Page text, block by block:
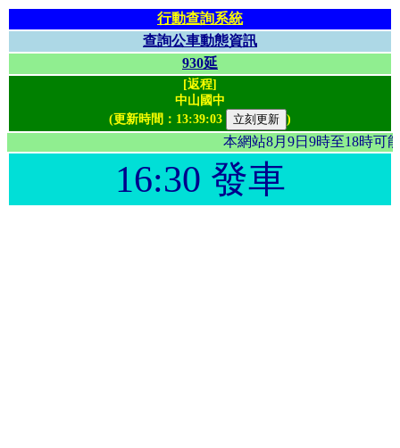
行動查詢系統
查詢公車動態資訊
930延
[返程]
中山國中
(更新時間： 13:39:03 )
本網站8月9日9時至18
16:30 發車